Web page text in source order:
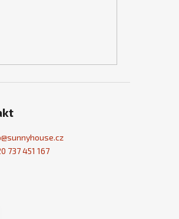
@sunnyhouse.cz
737 451 167